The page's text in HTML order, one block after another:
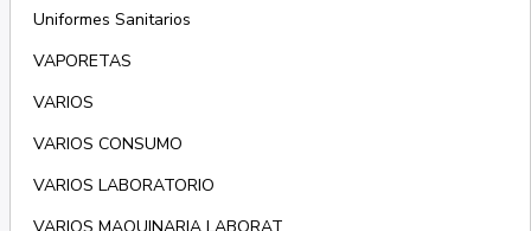
Uniformes Sanitarios
VAPORETAS
VARIOS
VARIOS CONSUMO
VARIOS LABORATORIO